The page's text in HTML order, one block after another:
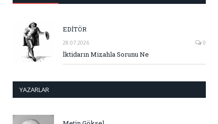
EDİTÖR
28.07.2026 0
İktidarın Mizahla Sorunu Ne
YAZARLAR